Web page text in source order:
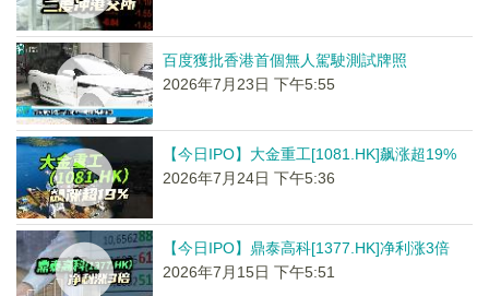
百度獲批香港首個無人駕駛測試牌照
2026年7月23日 下午5:55
【今日IPO】大金重工[1081.HK]飙涨超19%
2026年7月24日 下午5:36
【今日IPO】鼎泰高科[1377.HK]净利涨3倍
2026年7月15日 下午5:51